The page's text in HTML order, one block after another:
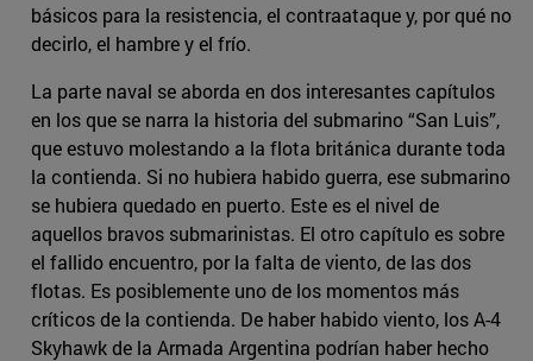
básicos para la resistencia, el contraataque y, por qué no
decirlo, el hambre y el frío.
La parte naval se aborda en dos interesantes capítulos
en los que se narra la historia del submarino “San Luis”,
que estuvo molestando a la flota británica durante toda
la contienda. Si no hubiera habido guerra, ese submarino
se hubiera quedado en puerto. Este es el nivel de
aquellos bravos submarinistas. El otro capítulo es sobre
el fallido encuentro, por la falta de viento, de las dos
flotas. Es posiblemente uno de los momentos más
críticos de la contienda. De haber habido viento, los A-4
Skyhawk de la Armada Argentina podrían haber hecho